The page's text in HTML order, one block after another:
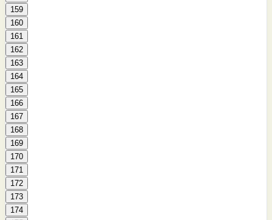
159
160
161
162
163
164
165
166
167
168
169
170
171
172
173
174